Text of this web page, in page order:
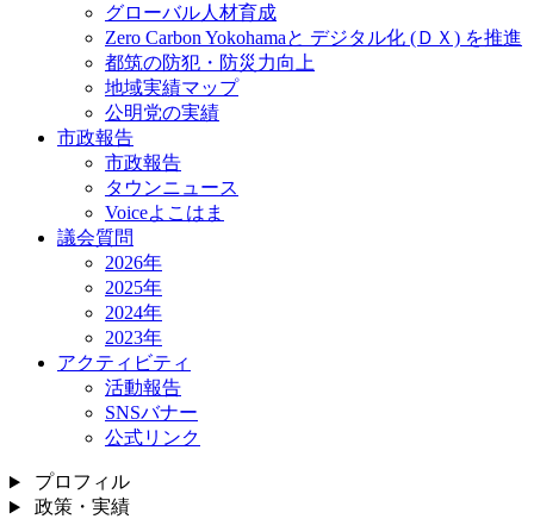
グローバル人材育成
Zero Carbon Yokohamaと デジタル化 (ＤＸ) を推進
都筑の防犯・防災力向上
地域実績マップ
公明党の実績
市政報告
市政報告
タウンニュース
Voiceよこはま
議会質問
2026年
2025年
2024年
2023年
アクティビティ
活動報告
SNSバナー
公式リンク
プロフィル
政策・実績